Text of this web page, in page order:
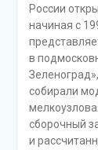
России
начиная с
в
собирали
сборочный
и